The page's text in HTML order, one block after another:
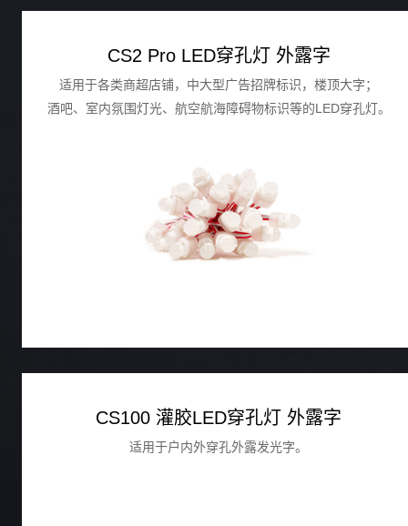
CS2 Pro LED穿孔灯 外露字
适用于各类商超店铺，中大型广告招牌标识，楼顶大字；
酒吧、室内氛围灯光、航空航海障碍物标识等的LED穿孔灯。
CS100 灌胶LED穿孔灯 外露字
适用于户内外穿孔外露发光字。